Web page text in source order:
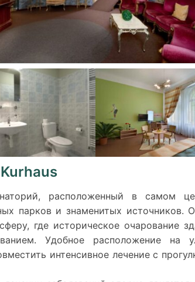
расположенный в самом
парков и знаменитых источников.
где историческое очарование
Удобное расположение на
интенсивное лечение с